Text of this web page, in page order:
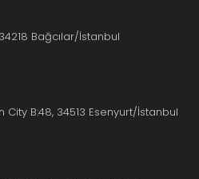
Bağcılar/İstanbul
B:48, 34513 Esenyurt/İstanbul